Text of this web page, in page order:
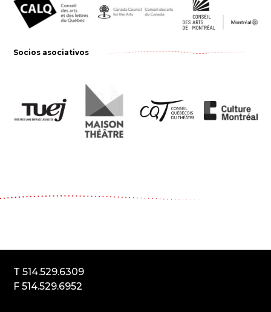
Socios asociativos
T 514.529.6309
F 514.529.6952